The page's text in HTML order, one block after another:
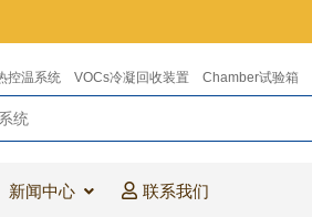
控温系统 VOCs冷凝回收装置 Chamber试验箱
新闻中心 联系我们